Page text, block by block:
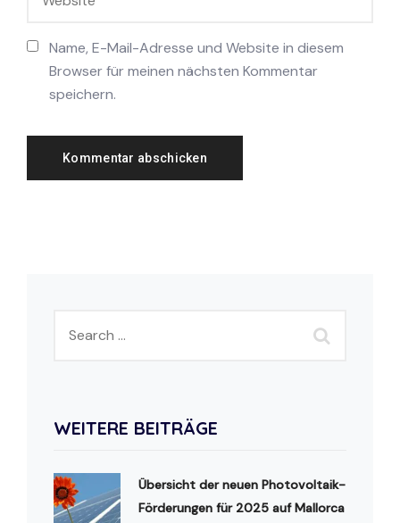
Name, E-Mail-Adresse und Website in diesem
Browser für meinen nächsten Kommentar
speichern.
WEITERE BEITRÄGE
Übersicht der neuen Photovoltaik-
Förderungen für 2025 auf Mallorca